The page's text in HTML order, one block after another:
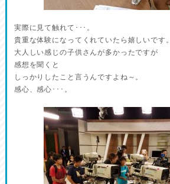
実際に見て触れて･･･。
貴重な体験になってくれていたら嬉しいです。
大人しい感じの子供さんが多かったですが
感想を聞くと
しっかりしたこと言うんですよね～。
感心、感心･･･。